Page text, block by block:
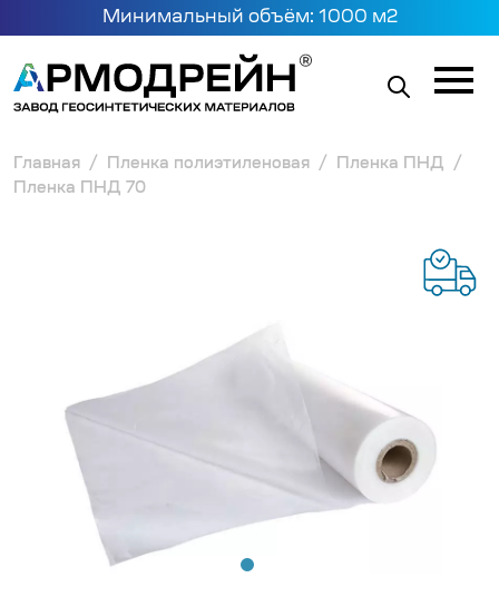
Главная Пленка полиэтиленовая
Пленка ПНД
Пленка ПНД 70
Минимальный объём: 1000 м2